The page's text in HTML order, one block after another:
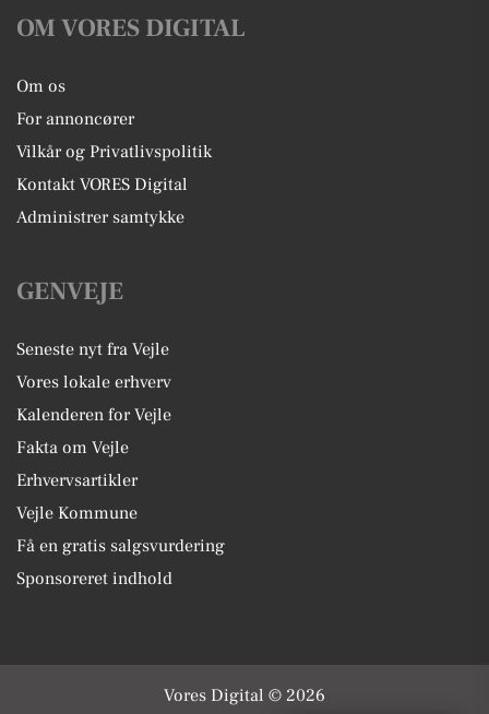
OM VORES DIGITAL
Om os
For annoncører
Vilkår og Privatlivspolitik
Kontakt VORES Digital
Administrer samtykke
GENVEJE
Seneste nyt fra Vejle
Vores lokale erhverv
Kalenderen for Vejle
Fakta om Vejle
Erhvervsartikler
Vejle Kommune
Få en gratis salgsvurdering
Sponsoreret indhold
Vores Digital © 2026